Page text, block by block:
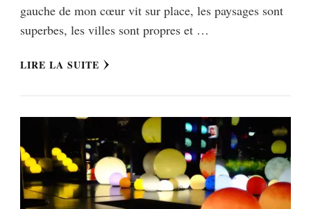
gauche de mon cœur vit sur place, les paysages sont
superbes, les villes sont propres et …
LIRE LA SUITE